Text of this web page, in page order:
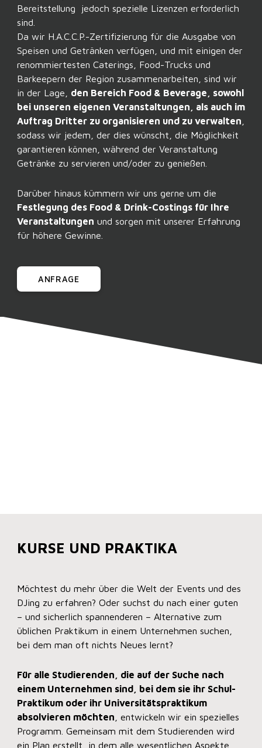
Bereitstellung jedoch spezielle Lizenzen erforderlich
sind.
Da wir H.A.C.C.P.-Zertifizierung für die Ausgabe von
Speisen und Getränken verfügen, und mit einigen der
renommiertesten Caterings, Food-Trucks und
Barkeepern der Region zusammenarbeiten, sind wir
in der Lage, den Bereich Food & Beverage, sowohl
bei unseren eigenen Veranstaltungen, als auch im
Auftrag Dritter zu organisieren und zu verwalten
sodass wir jedem, der dies wünscht, die Möglichkeit
garantieren können, während der Veranstaltung
Getränke zu servieren und/oder zu genießen.
Darüber hinaus kümmern wir uns gerne um die
Festlegung des Food & Drink-Costings für Ihre
Veranstaltungen und sorgen mit unserer Erfahrung
für höhere Gewinne.
ANFRAGE
KURSE UND PRAKTIKA
Möchtest du mehr über die Welt der Events und des
DJing zu erfahren? Oder suchst du nach einer guten
– und sicherlich spannenderen – Alternative zum
üblichen Praktikum in einem Unternehmen suchen,
bei dem man oft nichts Neues lernt?
Für alle Studierenden, die auf der Suche nach
einem Unternehmen sind, bei dem sie ihr Schul-
Praktikum oder ihr Universitätspraktikum
absolvieren möchten , entwickeln wir ein spezielles
Programm. Gemeinsam mit dem Studierenden wird
ein Plan erstellt, in dem alle wesentlichen Aspekte